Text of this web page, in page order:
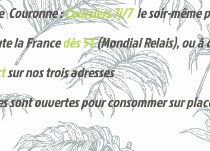
Couronne :Coursiers 7j/7le soir-même
la Francedès 5€(Mondial Relais), ou
sur nos trois adresses
sont ouvertes pour consommer sur
arrivages !